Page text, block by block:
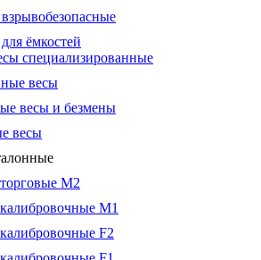
ёмкостей
специализированные
весы
весы и безмены
весы
М2
М1
F2